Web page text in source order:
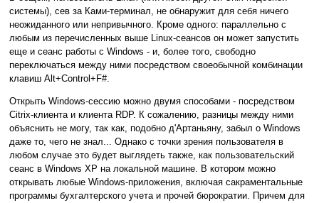
системы), сев за Ками-терминал, не обнаружит для себя ничего
неожиданного или непривычного. Кроме одного: параллельно с
любым из перечисленных выше Linux-сеансов он может запустить
еще и сеанс работы с Windows - и, более того, свободно
переключаться между ними посредством своеобычной комбинации
клавиш Alt+Control+F#.
Открыть Windows-сессию можно двумя способами - посредством
Citrix-клиента и клиента RDP. К сожалению, разницы между ними
объяснить не могу, так как, подобно д'Артаньяну, забыл о Windows
даже то, чего не знал... Однако с точки зрения пользователя в
любом случае это будет выглядеть также, как пользовательский
сеанс в Windows XP на локальной машине. В котором можно
открывать любые Windows-приложения, включая сакраментальные
программы бухгалтерского учета и прочей бюрократии. Причем для